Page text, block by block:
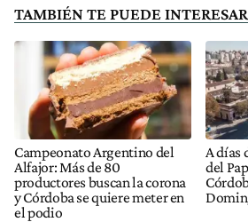
TAMBIÉN TE PUEDE INTERESAR
Campeonato Argentino del
Alfajor: Más de 80
productores buscan la corona
y Córdoba se quiere meter en
el podio
A días
del